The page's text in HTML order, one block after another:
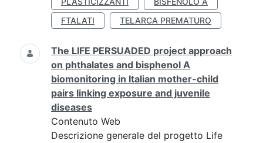
FTALATI
TELARCA PREMATURO
The LIFE PERSUADED project approach
on phthalates and bisphenol A
biomonitoring in Italian mother-child
pairs linking exposure and juvenile
diseases
Contenuto Web
Descrizione generale del progetto Life